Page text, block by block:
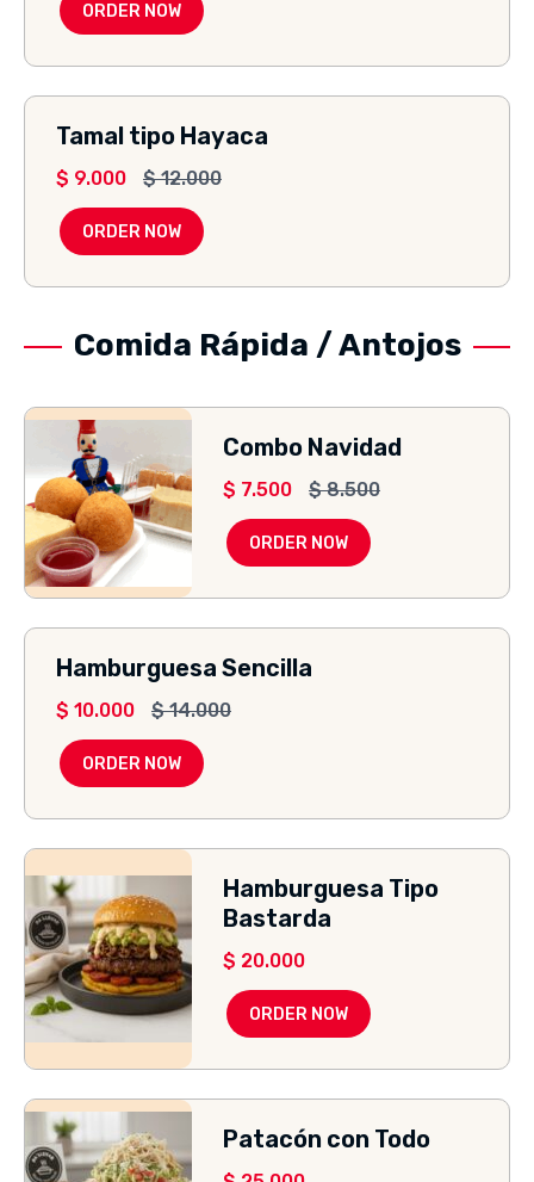
ORDER NOW
Tamal tipo Hayaca
$ 9.000 $12.000
ORDER NOW
Comida Rápida / Antojos
Combo Navidad
$ 7.500 $8.500
ORDER NOW
Hamburguesa Sencilla
$ 10.000 $14.000
ORDER NOW
Hamburguesa Tipo
Bastarda
$ 20.000
ORDER NOW
Patacón con Todo